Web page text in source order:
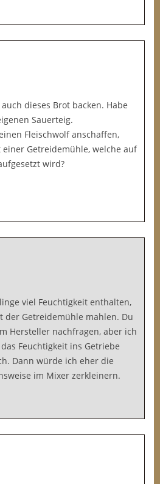
dieses Brot backen. Habe
Sauerteig.
Fleischwolf anschaffen,
Getreidemühle, welche auf
wird?
viel Feuchtigkeit enthalten,
der Getreidemühle mahlen. Du
Hersteller nachfragen, aber ich
Feuchtigkeit ins Getriebe
Dann würde ich eher die
im Mixer zerkleinern.